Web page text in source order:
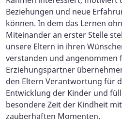
Beziehungen und neue
können. In dem das Lernen
Miteinander an erster Stelle
unsere Eltern in ihren
verstanden und angenommen
Erziehungspartner
den Eltern Verantwortung für
Entwicklung der Kinder und
besondere Zeit der Kindheit
zauberhaften Momenten.